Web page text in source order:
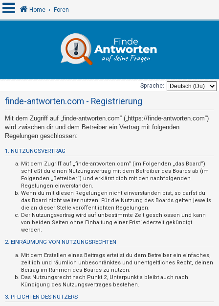
l
d
e
n
t
w
e
Home Foren
Sprache:
finde-antworten.com - Registrierung
Mit dem Zugriff auf „finde-antworten.com“ („https://finde-antworten.com“)
wird zwischen dir und dem Betreiber ein Vertrag mit folgenden
Regelungen geschlossen:
1. NUTZUNGSVERTRAG
Mit dem Zugriff auf „finde-antworten.com“ (im Folgenden „das Board“)
schließt du einen Nutzungsvertrag mit dem Betreiber des Boards ab (im
Folgenden „Betreiber“) und erklärst dich mit den nachfolgenden
Regelungen einverstanden.
Wenn du mit diesen Regelungen nicht einverstanden bist, so darfst du
das Board nicht weiter nutzen. Für die Nutzung des Boards gelten jeweils
die an dieser Stelle veröffentlichten Regelungen.
Der Nutzungsvertrag wird auf unbestimmte Zeit geschlossen und kann
von beiden Seiten ohne Einhaltung einer Frist jederzeit gekündigt
werden.
2. EINRÄUMUNG VON NUTZUNGSRECHTEN
Mit dem Erstellen eines Beitrags erteilst du dem Betreiber ein einfaches,
zeitlich und räumlich unbeschränktes und unentgeltliches Recht, deinen
Beitrag im Rahmen des Boards zu nutzen.
Das Nutzungsrecht nach Punkt 2, Unterpunkt a bleibt auch nach
Kündigung des Nutzungsvertrages bestehen.
3. PFLICHTEN DES NUTZERS